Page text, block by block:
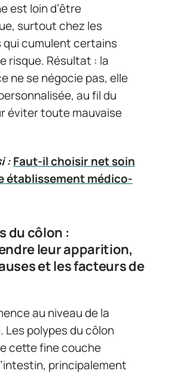
est loin d’être
surtout chez les
qui cumulent certains
risque. Résultat : la
ne se négocie pas, elle
au fil du
éviter toute mauvaise
:Faut-il choisir net soin
établissement médico-
du côlon :
leur apparition,
et les facteurs de
au niveau de la
Les polypes du côlon
cette fine couche
principalement